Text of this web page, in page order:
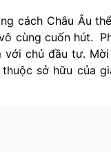
cách Châu Âu
cùng cuốn hút.
chủ đầu tư.
sở hữu của